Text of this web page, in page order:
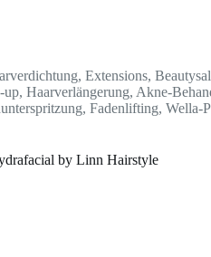
Extensions,
Haarverlängerung, Akne-
Fadenlifting, Wella-
by Linn Hairstyle